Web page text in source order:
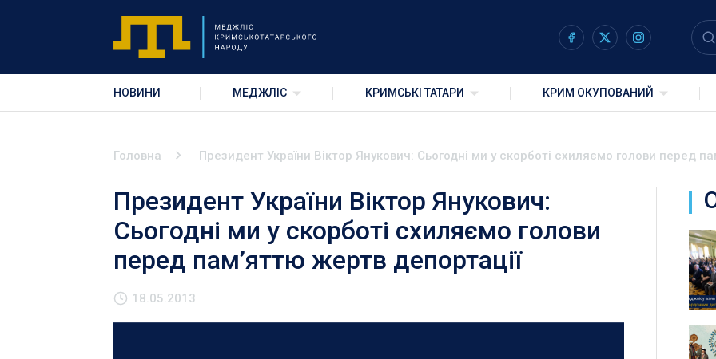
НОВИНИ МЕДЖЛІС КРИМСЬКІ ТАТАРИ КРИМ ОКУПОВАНИЙ
Головна Президент України Віктор Янукович: Сьогодні ми у скорботі схиляємо голови перед
Президент України Віктор Янукович:
Сьогодні ми у скорботі схиляємо голови
перед пам’яттю жертв депортації
18.05.2013